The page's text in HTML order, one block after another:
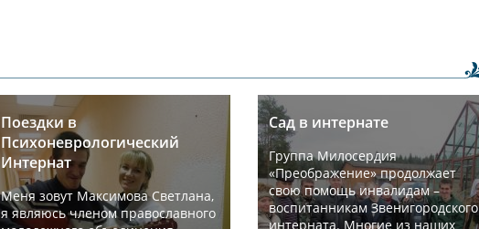
Поездки в
Психоневрологический
Интернат
Меня зовут Максимова Светлана,
я являюсь членом православного
Сад в интернате
Группа Милосердия
«Преображение» продолжает
свою помощь инвалидам –
воспитанникам Звенигородского
интерната. Многие из наших